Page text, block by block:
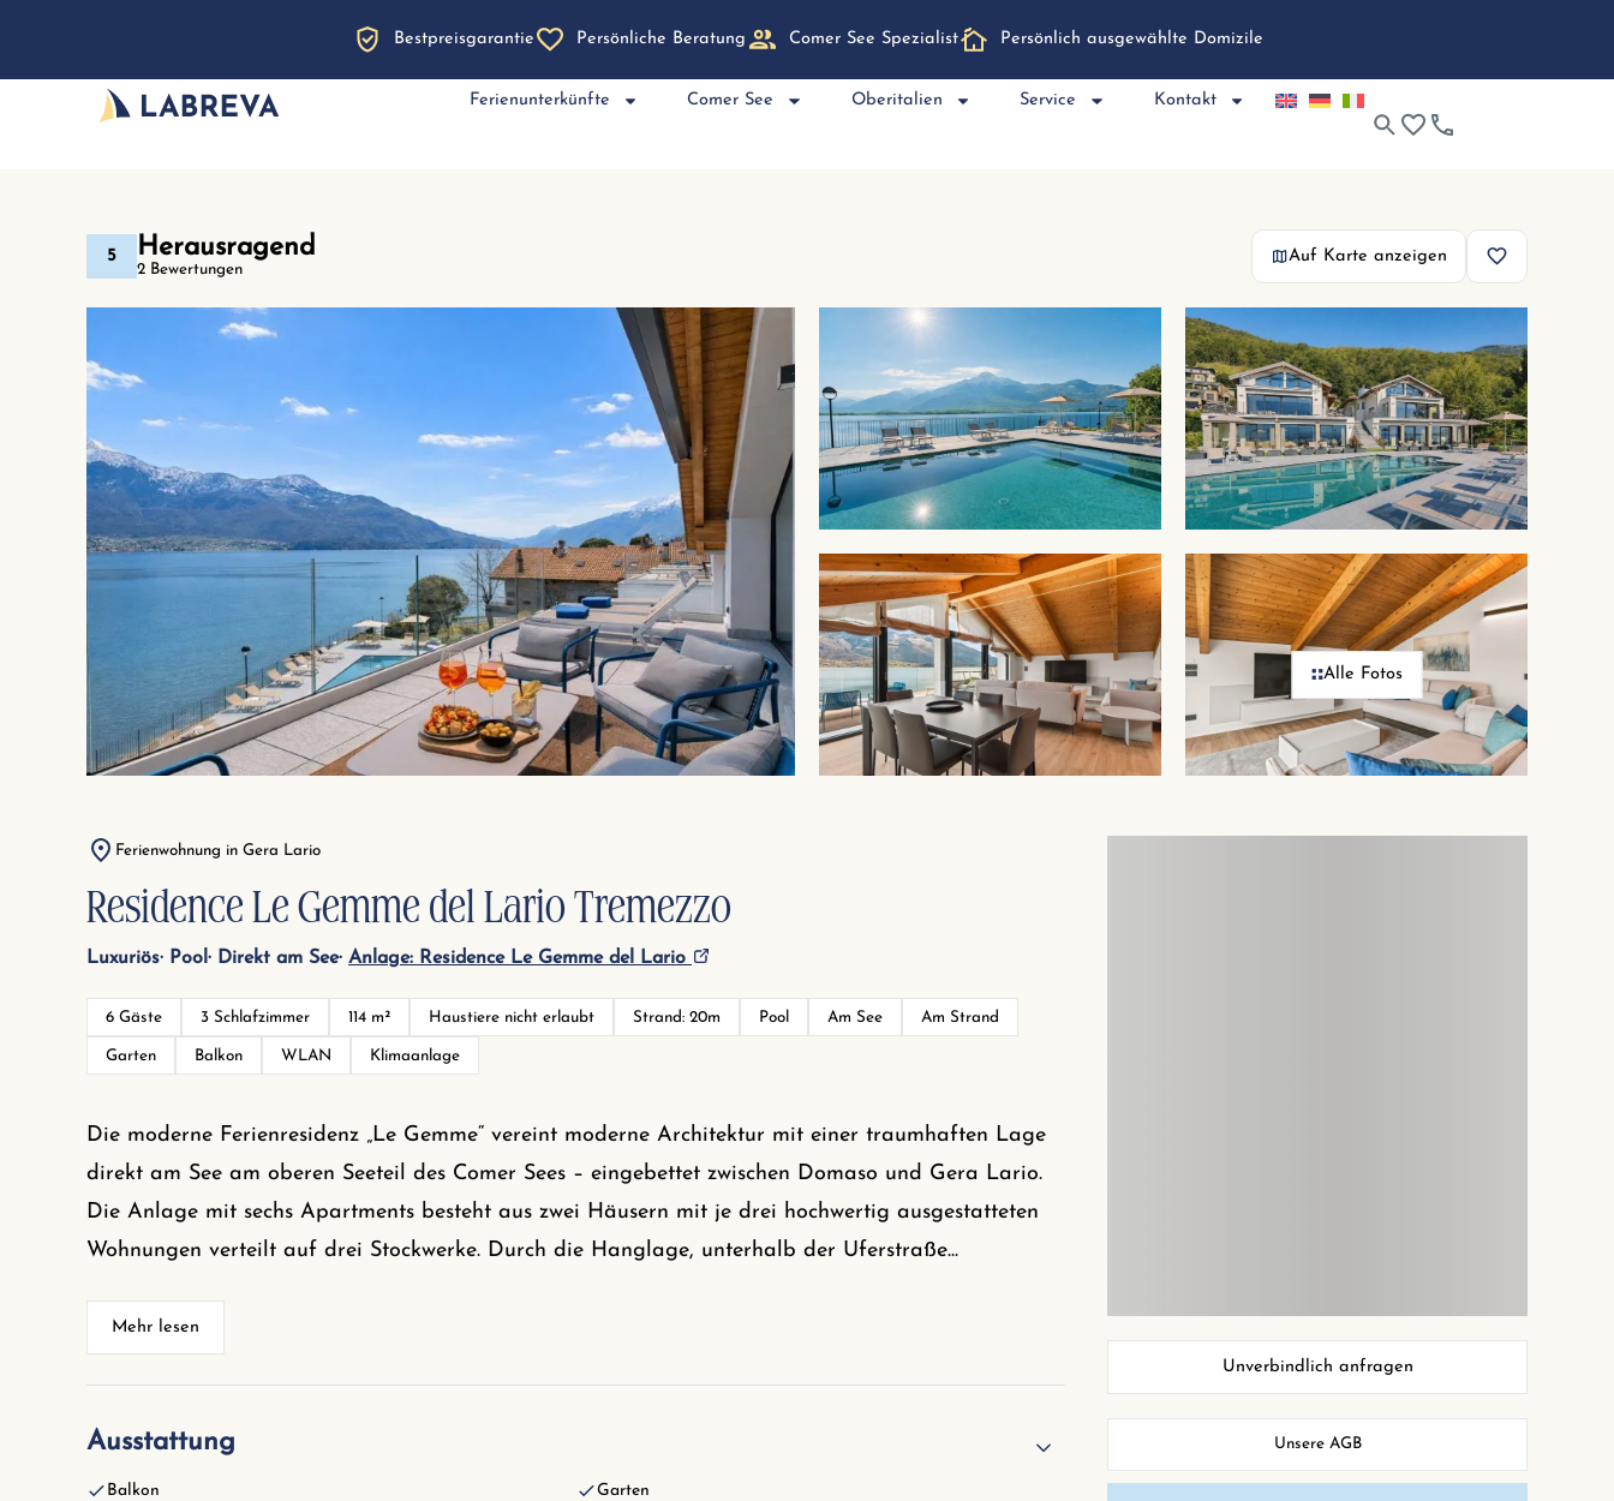
Bestpreisgarantie Persönliche Beratung Comer See Spezialist Persönlich ausgewählte Domizile
Ferienunterkünfte Comer See Oberitalien Service Kontakt
5 Herausragend
2 Bewertungen
Auf Karte anzeigen
Alle Fotos
Ferienwohnung in Gera Lario
Residence Le Gemme del Lario Tremezzo
Luxuriös Pool Direkt am See Anlage: Residence Le Gemme del Lario
6 Gäste 3 Schlafzimmer 114 m² Haustiere nicht erlaubt Strand: 20m Pool Am See Am Strand
Garten Balkon WLAN Klimaanlage
Die moderne Ferienresidenz „Le Gemme“ vereint moderne Architektur mit einer traumhaften Lage
direkt am See am oberen Seeteil des Comer Sees – eingebettet zwischen Domaso und Gera Lario.
Die Anlage mit sechs Apartments besteht aus zwei Häusern mit je drei hochwertig ausgestatteten
Wohnungen verteilt auf drei Stockwerke. Durch die Hanglage, unterhalb der Uferstraße...
Mehr lesen
Ausstattung
Balkon
Garten
Unverbindlich anfragen
Unsere AGB